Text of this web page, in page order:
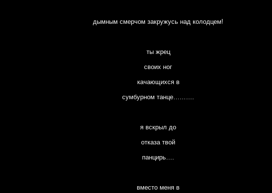
дымным смерчом закружусь над колодцем!
ты жрец
своих ног
качающихся в
сумбурном танце……….
я вскрыл до
отказа твой
панцирь….
вместо меня в